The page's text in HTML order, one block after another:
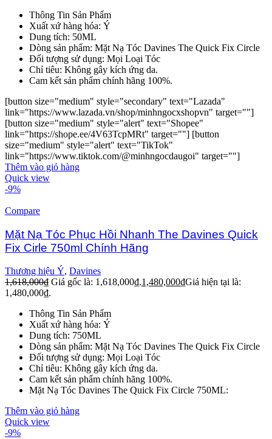
Thông Tin Sản Phẩm
Xuất xứ hàng hóa: Ý
Dung tích: 50ML
Dòng sản phẩm: Mặt Nạ Tóc Davines The Quick Fix Circle
Đối tượng sử dụng: Mọi Loại Tóc
Chỉ tiêu: Không gây kích ứng da.
Cam kết sản phẩm chính hãng 100%.
[button size="medium" style="secondary" text="Lazada"
link="https://www.lazada.vn/shop/minhngocxshopvn" target=""]
[button size="medium" style="alert" text="Shopee"
link="https://shope.ee/4V63TcpMRt" target=""] [button
size="medium" style="alert" text="TikTok"
link="https://www.tiktok.com/@minhngocdaugoi" target=""]
Thêm vào giỏ hàng
Quick view
-9%
Compare
Mặt Nạ Tóc Phục Hồi Nhanh The Davines Quick
Fix Cirle 750ml Chính Hãng
Thương hiệu Ý, Davines
1,618,000₫ Giá gốc là: 1,618,000₫.1,480,000₫Giá hiện tại là:
1,480,000₫.
Thông Tin Sản Phẩm
Xuất xứ hàng hóa: Ý
Dung tích: 750ML
Dòng sản phẩm: Mặt Nạ Tóc Davines The Quick Fix Circle
Đối tượng sử dụng: Mọi Loại Tóc
Chỉ tiêu: Không gây kích ứng da.
Cam kết sản phẩm chính hãng 100%.
Mặt Nạ Tóc Davines The Quick Fix Circle 750ML:
Thêm vào giỏ hàng
Quick view
-9%